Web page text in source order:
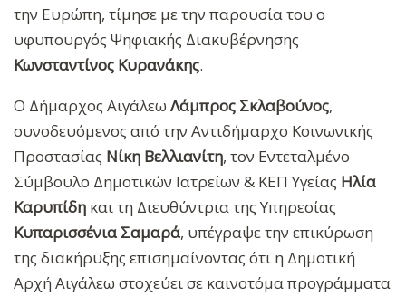
την Ευρώπη, τίμησε με την παρουσία του ο
υφυπουργός Ψηφιακής Διακυβέρνησης
Κωνσταντίνος Κυρανάκης.
Ο Δήμαρχος Αιγάλεω Λάμπρος Σκλαβούνος,
συνοδευόμενος από την Αντιδήμαρχο Κοινωνικής
Προστασίας Νίκη Βελλιανίτη, τον Εντεταλμένο
Σύμβουλο Δημοτικών Ιατρείων & ΚΕΠ Υγείας Ηλία
Καρυπίδη και τη Διευθύντρια της Υπηρεσίας
Κυπαρισσένια Σαμαρά, υπέγραψε την επικύρωση
της διακήρυξης επισημαίνοντας ότι η Δημοτική
Αρχή Αιγάλεω στοχεύει σε καινοτόμα προγράμματα